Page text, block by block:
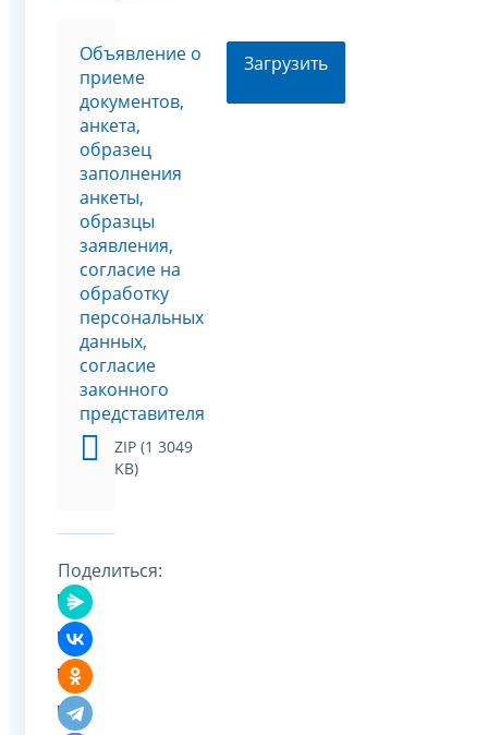
Объявление о
приеме
документов,
анкета,
образец
заполнения
анкеты,
образцы
заявления,
согласие на
обработку
персональных
данных,
согласие
законного
представителя
ZIP (1 3049
KB)
Загрузить
Поделиться: